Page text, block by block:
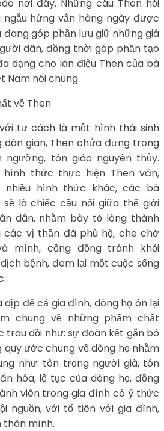
nơi đây. Những câu Then hỏi
hứng vẫn hàng ngày được
góp phần lưu giữ những giá
dân, đồng thời góp phần tạo
dạng cho làn điệu Then của bà
Nam nói chung.
về Then
tư cách là một hình thái sinh
gian, Then chứa đựng trong
tôn giáo nguyên thủy.
hình thức thực hiện Then văn,
nhiều hình thức khác, các bà
sẽ là chiếc cầu nối giữa thế giới
dân, nhằm bày tỏ lòng thành
vị thần đã phù hộ, che chở
mình, cộng đồng tránh khỏi
bệnh, đem lại một cuộc sống
để cả gia đình, dòng họ ôn lại
chung về những phẩm chất
dồi như: sự đoàn kết gắn bó
ước chung về dòng họ nhằm
như: tôn trọng người già, tôn
hóa, lệ tục của dòng họ, đồng
viên trong gia đình có ý thức
nguồn, với tổ tiên với gia đình,
thân mình.